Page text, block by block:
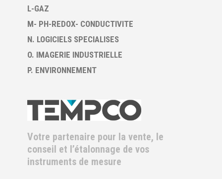
L-GAZ
M- PH-REDOX- CONDUCTIVITE
N. LOGICIELS SPECIALISES
O. IMAGERIE INDUSTRIELLE
P. ENVIRONNEMENT
Votre partenaire pour la vente, le
conseil et l’étalonnage de vos
instruments de mesure